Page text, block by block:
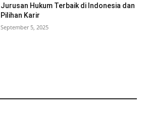
Jurusan Hukum Terbaik di Indonesia dan
Pilihan Karir
September 5, 2025